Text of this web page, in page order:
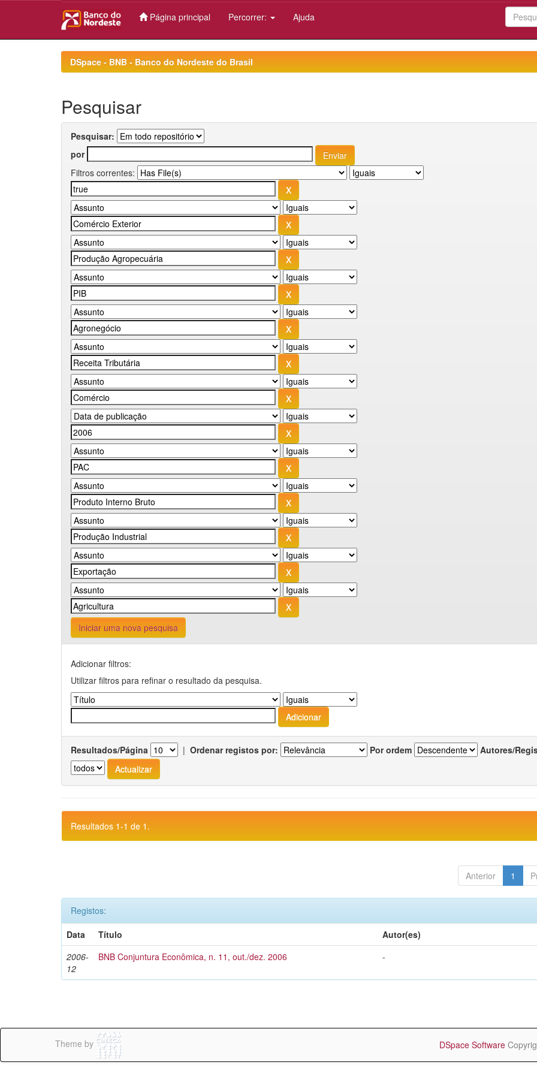
Página principal Percorrer: Ajuda
DSpace - BNB - Banco do Nordeste do Brasil
Pesquisar
Pesquisar:
por
Filtros correntes:
Iniciar uma nova pesquisa
Adicionar filtros:
Utilizar filtros para refinar o resultado da pesquisa.
Resultados/Página | Ordenar registos por: Por ordem Autores/
Resultados 1-1 de 1.
Anterior 1
Registos:
Data
Título
Autor(es)
2006-
12
BNB Conjuntura Econômica, n. 11, out./dez. 2006 -
Theme by DSpace Software